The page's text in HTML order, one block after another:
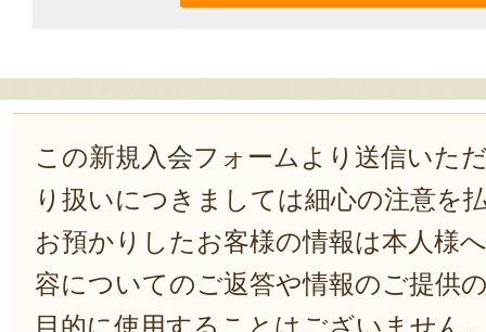
この新規入会フォームより送信いた
り扱いにつきましては細心の注意を
お預かりしたお客様の情報は本人様
容についてのご返答や情報のご提供
目的に使用することはございません